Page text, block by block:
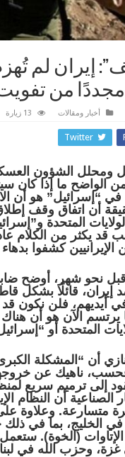
إيران لم
من
أخبار ومقالات 13 زيارة
Twitter
ومحلل الشؤون
الواضح ما إذا كان
“إسرائيل” هو أن
أن اتفاق وقف
المتحدة
قد يكثر من
الإيرانيين كشفوا
نحو شهر، أوضح
إيران، قائلًا بشكل
أيديهم، فلن نكون
يرتسم الآن هو أن
المتحدة أو
أن “المشكلة
ناهيك عن
إلى ترميم سريع
الصناعية أن النظام
متسارعة. وعلاوة
في الخليج، بما في
الإتاوات (الخوة).
وحزب الله في